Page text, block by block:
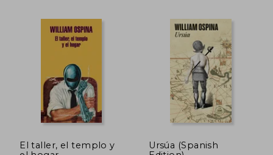
El taller, el templo y
Ursúa (Spanish